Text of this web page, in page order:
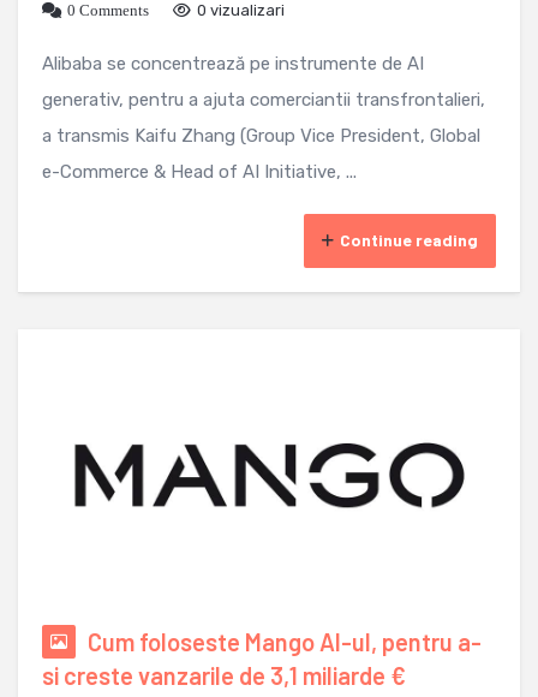
0 Comments 0 vizualizari
Alibaba se concentrează pe instrumente de AI
generativ, pentru a ajuta comerciantii transfrontalieri,
a transmis Kaifu Zhang (Group Vice President, Global
e-Commerce & Head of AI Initiative, ...
Continue reading
Cum foloseste Mango AI-ul, pentru a-
si creste vanzarile de 3,1 miliarde €